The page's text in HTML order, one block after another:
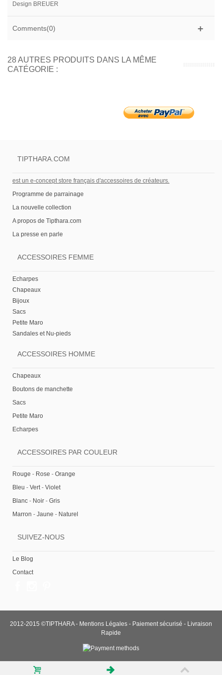
Design BREUER
Comments(0)
28 AUTRES PRODUITS DANS LA MÊME
CATÉGORIE :
TIPTHARA.COM
est un e-concept store français d'accessoires de créateurs.
Programme de parrainage
La nouvelle collection
A propos de Tipthara.com
La presse en parle
ACCESSOIRES FEMME
Echarpes
Chapeaux
Bijoux
Sacs
Petite Maro
Sandales et Nu-pieds
ACCESSOIRES HOMME
Chapeaux
Boutons de manchette
Sacs
Petite Maro
Echarpes
ACCESSOIRES PAR COULEUR
Rouge - Rose - Orange
Bleu - Vert- Violet
Blanc - Noir - Gris
Marron - Jaune - Naturel
SUIVEZ-NOUS
Le Blog
Contact
2012-2015 ©TIPTHARA - Mentions Légales - Paiement sécurisé - Livraison
Rapide